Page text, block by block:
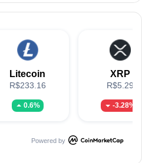
Litecoin
R$233.16
0.6%
XRP
R$5.29
-3.28%
Powered by